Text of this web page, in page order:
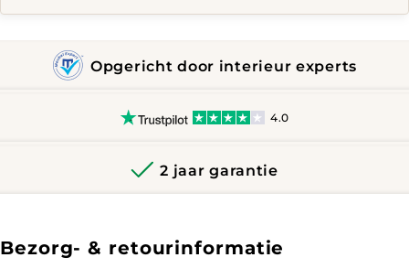
Opgericht door interieur experts
4.0
2 jaar garantie
Bezorg- & retourinformatie